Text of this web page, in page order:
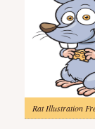
Rat Illustration